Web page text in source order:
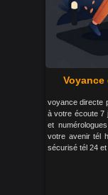
Voyance
voyance directe
à votre écoute 7
et
votre avenir tél
sécurisé tél 24